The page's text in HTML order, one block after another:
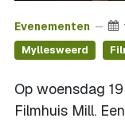
Evenementen
Myllesweerd
Op woensdag
Filmhuis Mill.